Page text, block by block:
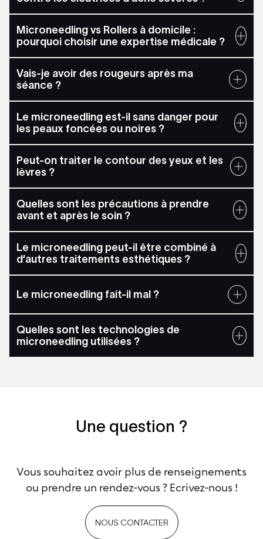
Microneedling vs Rollers à domicile :
pourquoi choisir une expertise médicale ?
Vais-je avoir des rougeurs après ma
séance ?
Le microneedling est-il sans danger pour
les peaux foncées ou noires ?
Peut-on traiter le contour des yeux et les
lèvres ?
Quelles sont les précautions à prendre
avant et après le soin ?
Le microneedling peut-il être combiné à
d’autres traitements esthétiques ?
Le microneedling fait-il mal ?
Quelles sont les technologies de
microneedling utilisées ?
Une question ?
Vous souhaitez avoir plus de renseignements
ou prendre un rendez-vous ? Ecrivez-nous !
NOUS CONTACTER